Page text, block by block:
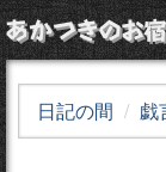
あかつきのお宿
日記の間 戯